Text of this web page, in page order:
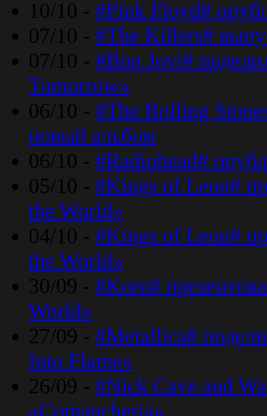
10/10 - #Pink Floyd#
07/10 - #The Killers#
07/10 - #Bon Jovi#
Tomorrow»
06/10 - #The Rolling
новый альбом
06/10 - #Radiohead#
05/10 - #Kings of Leon#
the World»
04/10 - #Kings of Leon#
the World»
30/09 - #Korn#
World»
27/09 - #Metallica#
Into Flame»
26/09 - #Nick Cave and
«Comancheria»